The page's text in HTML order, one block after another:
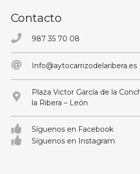
Contacto
987 35 70 08
Info@aytocarrizodelaribera.es
Plaza Victor García de la
la Ribera – León
Síguenos en Facebook
Síguenos en Instagram